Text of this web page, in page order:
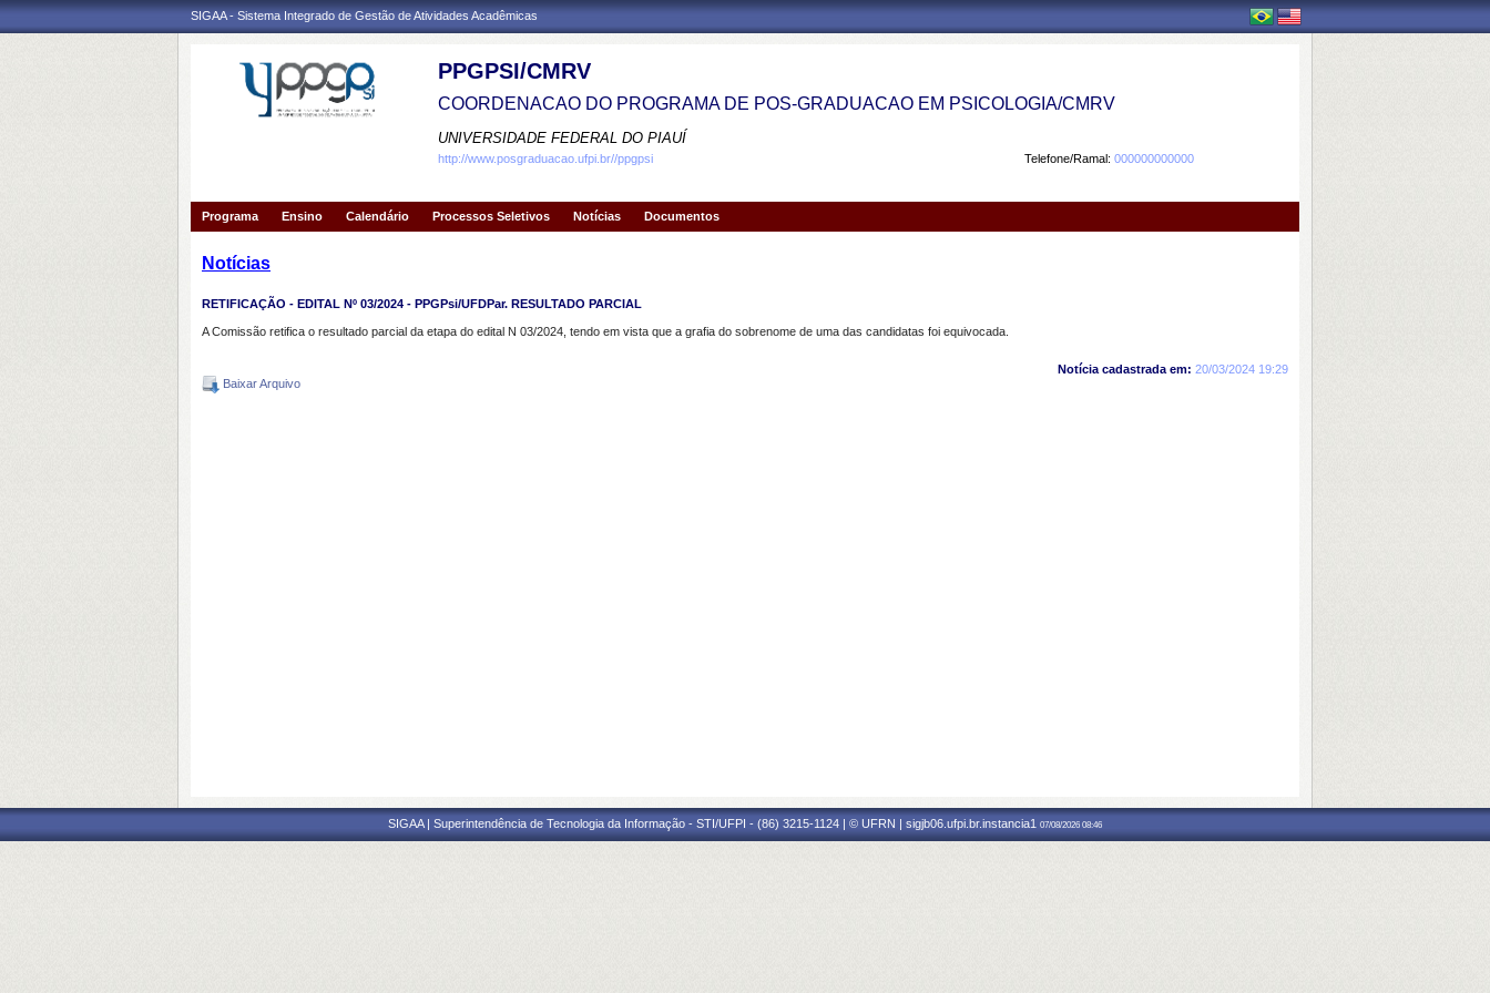
SIGAA - Sistema Integrado de Gestão de Atividades Acadêmicas
PPGPSI/CMRV
COORDENACAO DO PROGRAMA DE POS-GRADUACAO EM PSICOLOGIA/CMRV
UNIVERSIDADE FEDERAL DO PIAUÍ
Telefone/Ramal: 000000000000
http://www.posgraduacao.ufpi.br//ppgpsi
Programa Ensino Calendário Processos Seletivos Notícias Documentos
Notícias
RETIFICAÇÃO - EDITAL Nº 03/2024 - PPGPsi/UFDPar. RESULTADO PARCIAL
A Comissão retifica o resultado parcial da etapa do edital N 03/2024, tendo em vista que a grafia do sobrenome de uma das candidatas foi equivocada.
Notícia cadastrada em: 20/03/2024 19:29
Baixar Arquivo
SIGAA | Superintendência de Tecnologia da Informação - STI/UFPI - (86) 3215-1124 | © UFRN | sigjb06.ufpi.br.instancia1 07/08/2026 08:46